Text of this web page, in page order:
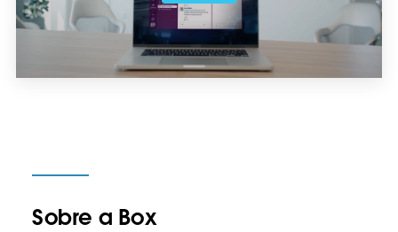
Sobre a Box